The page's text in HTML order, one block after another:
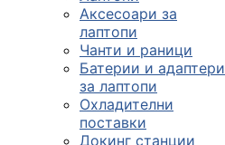
Аксесоари за
лаптопи
Чанти и раници
Батерии и адаптери
за лаптопи
Охладителни
поставки
Докинг станции